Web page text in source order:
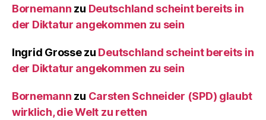
Bornemann zu Deutschland scheint bereits in
der Diktatur angekommen zu sein
Ingrid Grossezu Deutschland scheint bereits in
der Diktatur angekommen zu sein
Bornemann zu Carsten Schneider (SPD) glaubt
wirklich, die Welt zu retten